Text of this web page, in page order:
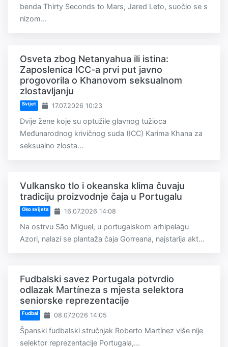
benda Thirty Seconds to Mars, Jared Leto, suočio se s
nizom...
Osveta zbog Netanyahua ili istina:
Zaposlenica ICC-a prvi put javno
progovorila o Khanovom seksualnom
zlostavljanju
Svijet 17.07.2026 10:23
Dvije žene koje su optužile glavnog tužioca
Međunarodnog krivičnog suda (ICC) Karima Khana za
seksualno zlosta...
Vulkansko tlo i okeanska klima čuvaju
tradiciju proizvodnje čaja u Portugalu
Oko svijeta 16.07.2026 14:08
Na ostrvu São Miguel, u portugalskom arhipelagu
Azori, nalazi se plantaža čaja Gorreana, najstarija akt...
Fudbalski savez Portugala potvrdio
odlazak Martíneza s mjesta selektora
seniorske reprezentacije
Fudbal 08.07.2026 14:05
Španski fudbalski stručnjak Roberto Martínez više nije
selektor reprezentacije Portugala,...